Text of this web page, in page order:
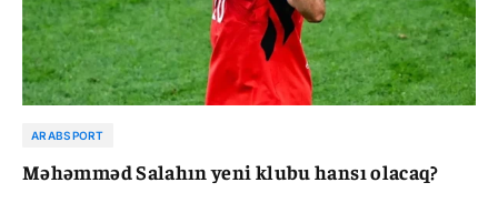
ARABSPORT
Məhəmməd Salahın yeni klubu hansı olacaq?